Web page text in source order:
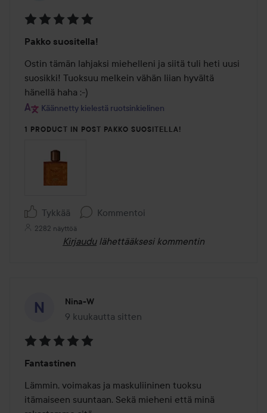
5
/
5
Pakko suositella!
Ostin tämän lahjaksi miehelleni ja siitä tuli heti uusi
suosikki! Tuoksuu melkein vähän liian hyvältä
hänellä haha :-)
Käännetty kielestä ruotsinkielinen
1 PRODUCT IN POST PAKKO SUOSITELLA!
Tykkää Kommentoi
2282 näyttöä
Kirjaudu lähettääksesi kommentin
Nina-W
9 kuukautta sitten
Viesti luotiin 9 kuukautta sitten
5
/
5
Fantastinen
Lämmin, voimakas ja maskuliininen tuoksu
itämaiseen suuntaan. Sekä mieheni että minä